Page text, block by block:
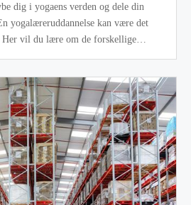
dig i yogaens verden og dele din
det
Her vil du lære om de forskellige